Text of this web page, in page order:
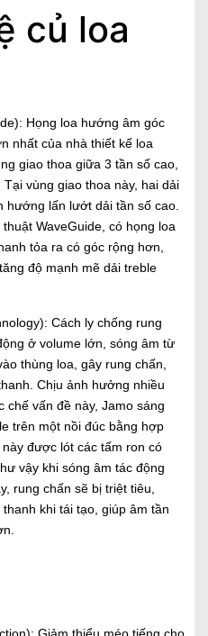
củ loa
Họng loa hướng âm góc
nhất của nhà thiết kế loa
giao thoa giữa 3 tần số cao,
vùng giao thoa này, hai dải
hướng lấn lướt dải tần số cao.
WaveGuide, có họng loa
tỏa ra có góc rộng hơn,
độ mạnh mẽ dải treble
Cách ly chống rung
ở volume lớn, sóng âm từ
thùng loa, gây rung chấn,
Chịu ảnh hưởng nhiều
chế vấn đề này, Jamo sáng
trên một nồi đúc bằng hợp
được lót các tấm ron có
vậy khi sóng âm tác động
rung chấn sẽ bị triệt tiêu,
khi tái tạo, giúp âm tần